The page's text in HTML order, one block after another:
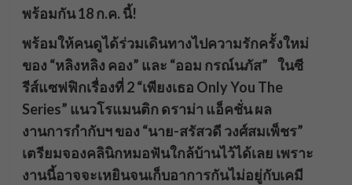
พร้อมกัน 18 ก.ค. นี้!
พร้อมให้คนดูได้ร่วมเดินทางไปความรักครั้งใหม่
ของ “หลิงหลิง คอง” และ “ออม กรณ์นภัส” ในซี
รีส์แซฟฟิกเรื่องที่ 2 “เพียงเธอ Only You The
Series” แนวโรแมนติก ดราม่า แอ็คชั่น ผล
งานการกำกับฯ ของ “นาย-สรัสวดี วงศ์สมเพ็ชร”
เตรียมจองคลินิกหมอฟันใกล้บ้านไว้ได้เลย เพราะ
งานนี้อาจจะเหยินจนเก็บอาการกันไม่อยู่กับเคมี